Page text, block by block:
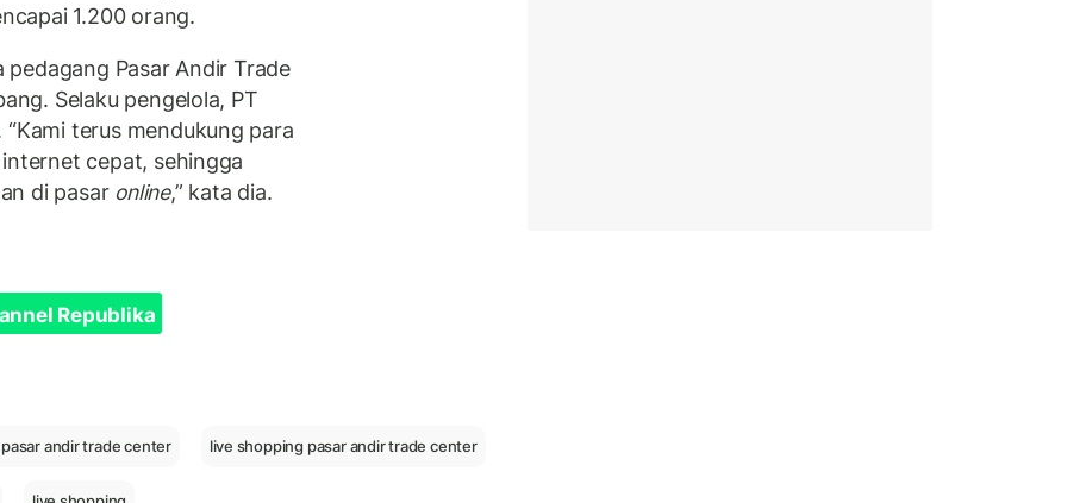
1.200 orang.
Pasar Andir Trade
Selaku pengelola, PT
terus mendukung para
cepat, sehingga
di pasar online,” kata dia.
Republika
andir trade center live shopping pasar andir trade center